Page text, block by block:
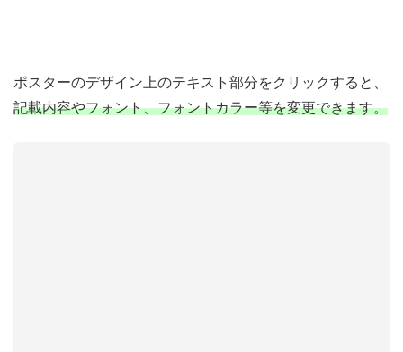
ポスターのデザイン上のテキスト部分をクリックすると、
記載内容やフォント、フォントカラー等を変更できます。